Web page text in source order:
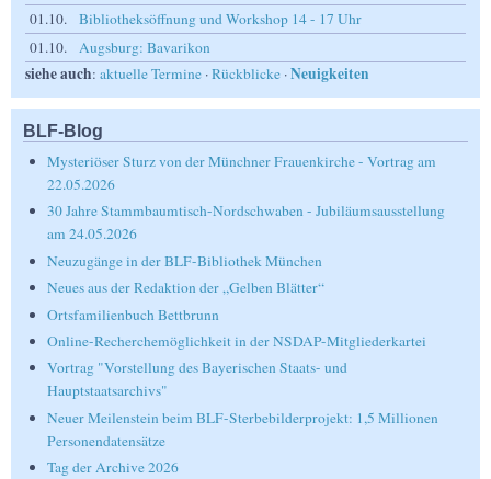
01.10.
Bibliotheksöffnung und Workshop 14 - 17 Uhr
01.10.
Augsburg: Bavarikon
siehe auch: aktuelle Termine ·Rückblicke ·Neuigkeiten
BLF-Blog
Mysteriöser Sturz von der Münchner Frauenkirche - Vortrag am
22.05.2026
30 Jahre Stammbaumtisch-Nordschwaben - Jubiläumsausstellung
am 24.05.2026
Neuzugänge in der BLF-Bibliothek München
Neues aus der Redaktion der „Gelben Blätter“
Ortsfamilienbuch Bettbrunn
Online-Recherchemöglichkeit in der NSDAP-Mitgliederkartei
Vortrag "Vorstellung des Bayerischen Staats- und
Hauptstaatsarchivs"
Neuer Meilenstein beim BLF-Sterbebilderprojekt: 1,5 Millionen
Personendatensätze
Tag der Archive 2026